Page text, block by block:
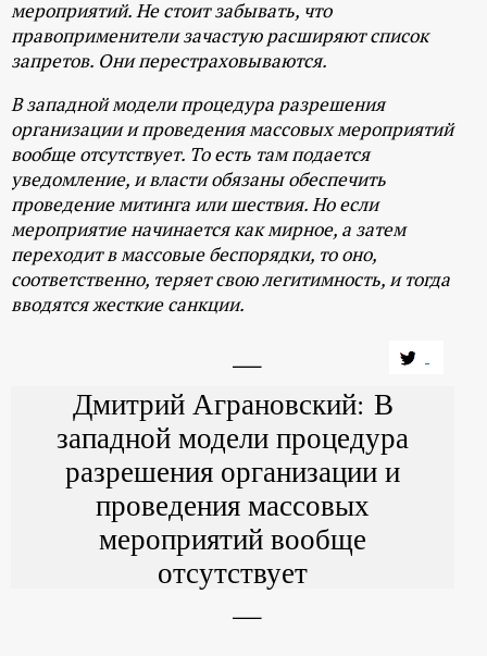
мероприятий. Не стоит забывать, что
правоприменители зачастую расширяют список
запретов. Они перестраховываются.
В западной модели процедура разрешения
организации и проведения массовых мероприятий
вообще отсутствует. То есть там подается
уведомление, и власти обязаны обеспечить
проведение митинга или шествия. Но если
мероприятие начинается как мирное, а затем
переходит в массовые беспорядки, то оно,
соответственно, теряет свою легитимность, и тогда
вводятся жесткие санкции.
Дмитрий Аграновский: В
западной модели процедура
разрешения организации и
проведения массовых
мероприятий вообще
отсутствует